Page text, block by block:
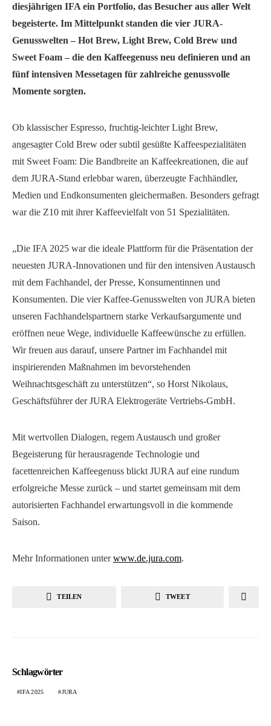
diesjährigen IFA ein Portfolio, das Besucher aus aller Welt
begeisterte. Im Mittelpunkt standen die vier JURA-
Genusswelten – Hot Brew, Light Brew, Cold Brew und
Sweet Foam – die den Kaffeegenuss neu definieren und an
fünf intensiven Messetagen für zahlreiche genussvolle
Momente sorgten.
Ob klassischer Espresso, fruchtig-leichter Light Brew,
angesagter Cold Brew oder subtil gesüßte Kaffeespezialitäten
mit Sweet Foam: Die Bandbreite an Kaffeekreationen, die auf
dem JURA-Stand erlebbar waren, überzeugte Fachhändler,
Medien und Endkonsumenten gleichermaßen. Besonders gefragt
war die Z10 mit ihrer Kaffeevielfalt von 51 Spezialitäten.
„Die IFA 2025 war die ideale Plattform für die Präsentation der
neuesten JURA-Innovationen und für den intensiven Austausch
mit dem Fachhandel, der Presse, Konsumentinnen und
Konsumenten. Die vier Kaffee-Genusswelten von JURA bieten
unseren Fachhandelspartnern starke Verkaufsargumente und
eröffnen neue Wege, individuelle Kaffeewünsche zu erfüllen.
Wir freuen aus darauf, unsere Partner im Fachhandel mit
inspirierenden Maßnahmen im bevorstehenden
Weihnachtsgeschäft zu unterstützen“, so Horst Nikolaus,
Geschäftsführer der JURA Elektrogeräte Vertriebs-GmbH.
Mit wertvollen Dialogen, regem Austausch und großer
Begeisterung für herausragende Technologie und
facettenreichen Kaffeegenuss blickt JURA auf eine rundum
erfolgreiche Messe zurück – und startet gemeinsam mit dem
autorisierten Fachhandel erwartungsvoll in die kommende
Saison.
Mehr Informationen unterwww.de.jura.com.
TEILEN TWEET
Schlagwörter
IFA 2025 JURA